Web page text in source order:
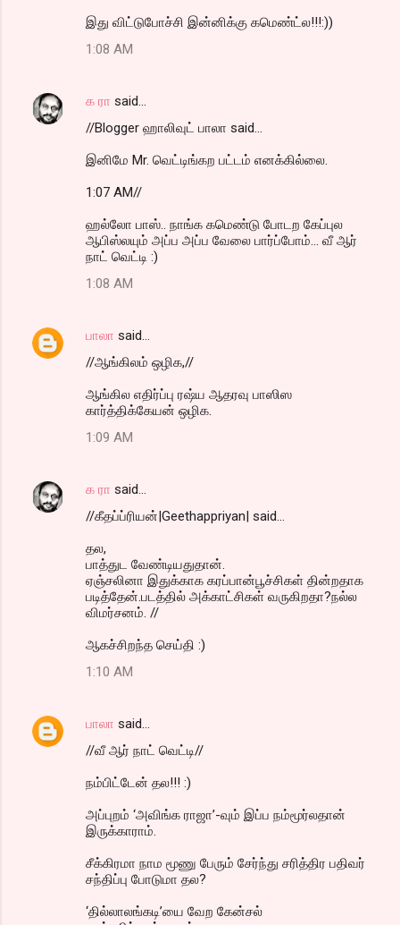
இது விட்டுபோச்சி இன்னிக்கு கமெண்ட்ல!!!:))
1:08 AM
க ரா said…
//Blogger ஹாலிவுட் பாலா said...
இனிமே Mr. வெட்டிங்கற பட்டம் எனக்கில்லை.
1:07 AM//
ஹல்லோ பாஸ்.. நாங்க கமெண்டு போடற கேப்புல
ஆபிஸ்லயும் அப்ப அப்ப வேலை பார்ப்போம்... வீ ஆர்
நாட் வெட்டி :)
1:08 AM
பாலா said…
//ஆங்கிலம் ஒழிக,//
ஆங்கில எதிர்ப்பு ரஷ்ய ஆதரவு பாஸிஸ
கார்த்திக்கேயன் ஒழிக.
1:09 AM
க ரா said…
//கீதப்ப்ரியன்|Geethappriyan| said...
தல,
பாத்துட வேண்டியதுதான்.
ஏஞ்சலினா இதுக்காக கரப்பான்பூச்சிகள் தின்றதாக
படித்தேன்.படத்தில் அக்காட்சிகள் வருகிறதா?நல்ல
விமர்சனம். //
ஆகச்சிறந்த செய்தி :)
1:10 AM
பாலா said…
//வீ ஆர் நாட் வெட்டி//
நம்பிட்டேன் தல!!! :)
அப்புறம் ‘அவிங்க ராஜா’-வும் இப்ப நம்மூர்லதான்
இருக்காராம்.
சீக்கிரமா நாம மூணு பேரும் சேர்ந்து சரித்திர பதிவர்
சந்திப்பு போடுமா தல?
‘தில்லாலங்கடி’யை வேற கேன்சல்